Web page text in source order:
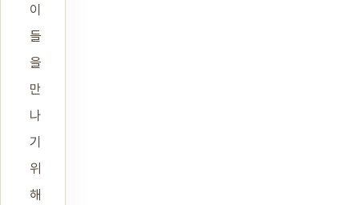
이
들
을
만
나
기
위
해